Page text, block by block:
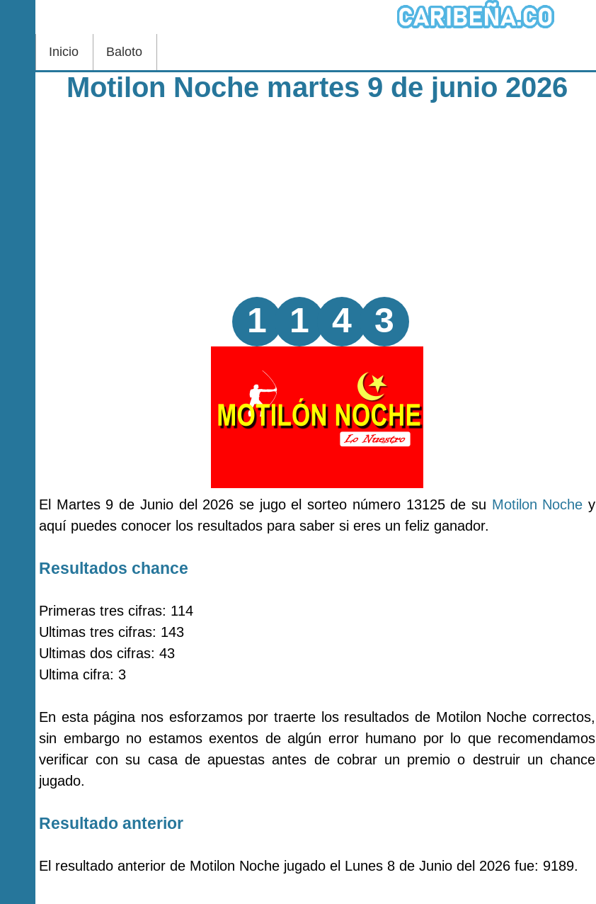
Inicio Baloto
Motilon Noche martes 9 de junio 2026
1 1 4 3
El Martes 9 de Junio del 2026 se jugo el sorteo número 13125 de su Motilon Noche y
aquí puedes conocer los resultados para saber si eres un feliz ganador.
Resultados chance
Primeras tres cifras: 114
Ultimas tres cifras: 143
Ultimas dos cifras: 43
Ultima cifra: 3
En esta página nos esforzamos por traerte los resultados de Motilon Noche correctos,
sin embargo no estamos exentos de algún error humano por lo que recomendamos
verificar con su casa de apuestas antes de cobrar un premio o destruir un chance
jugado.
Resultado anterior
El resultado anterior de Motilon Noche jugado el Lunes 8 de Junio del 2026 fue: 9189.